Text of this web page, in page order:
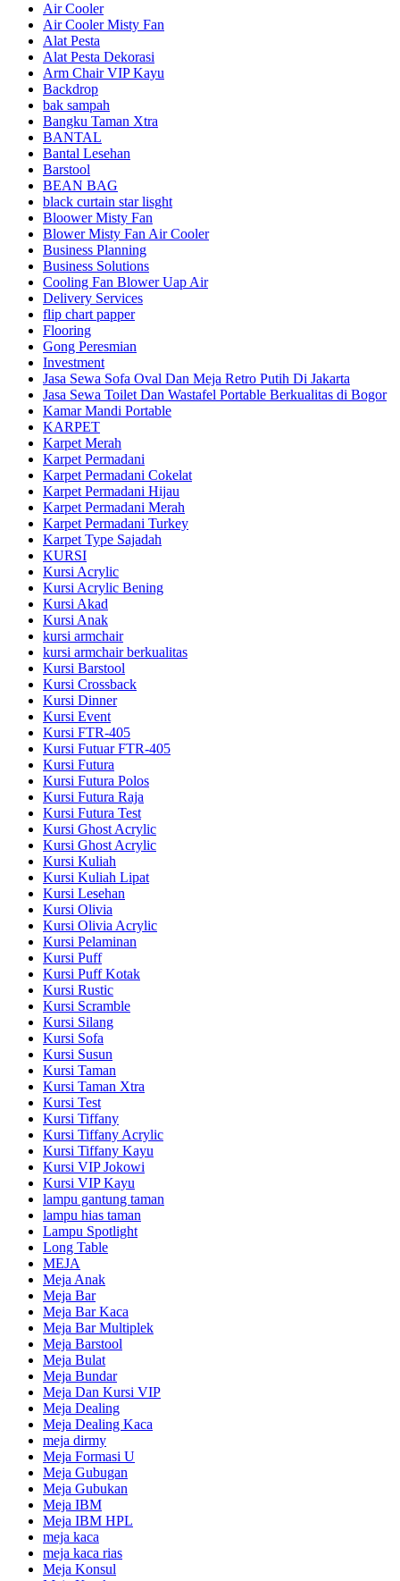
Air Cooler
Air Cooler Misty Fan
Alat Pesta
Alat Pesta Dekorasi
Arm Chair VIP Kayu
Backdrop
bak sampah
Bangku Taman Xtra
BANTAL
Bantal Lesehan
Barstool
BEAN BAG
black curtain star lisght
Bloower Misty Fan
Blower Misty Fan Air Cooler
Business Planning
Business Solutions
Cooling Fan Blower Uap Air
Delivery Services
flip chart papper
Flooring
Gong Peresmian
Investment
Jasa Sewa Sofa Oval Dan Meja Retro Putih Di Jakarta
Jasa Sewa Toilet Dan Wastafel Portable Berkualitas di Bogor
Kamar Mandi Portable
KARPET
Karpet Merah
Karpet Permadani
Karpet Permadani Cokelat
Karpet Permadani Hijau
Karpet Permadani Merah
Karpet Permadani Turkey
Karpet Type Sajadah
KURSI
Kursi Acrylic
Kursi Acrylic Bening
Kursi Akad
Kursi Anak
kursi armchair
kursi armchair berkualitas
Kursi Barstool
Kursi Crossback
Kursi Dinner
Kursi Event
Kursi FTR-405
Kursi Futuar FTR-405
Kursi Futura
Kursi Futura Polos
Kursi Futura Raja
Kursi Futura Test
Kursi Ghost Acrylic
Kursi Ghost Acrylic
Kursi Kuliah
Kursi Kuliah Lipat
Kursi Lesehan
Kursi Olivia
Kursi Olivia Acrylic
Kursi Pelaminan
Kursi Puff
Kursi Puff Kotak
Kursi Rustic
Kursi Scramble
Kursi Silang
Kursi Sofa
Kursi Susun
Kursi Taman
Kursi Taman Xtra
Kursi Test
Kursi Tiffany
Kursi Tiffany Acrylic
Kursi Tiffany Kayu
Kursi VIP Jokowi
Kursi VIP Kayu
lampu gantung taman
lampu hias taman
Lampu Spotlight
Long Table
MEJA
Meja Anak
Meja Bar
Meja Bar Kaca
Meja Bar Multiplek
Meja Barstool
Meja Bulat
Meja Bundar
Meja Dan Kursi VIP
Meja Dealing
Meja Dealing Kaca
meja dirmy
Meja Formasi U
Meja Gubugan
Meja Gubukan
Meja IBM
Meja IBM HPL
meja kaca
meja kaca rias
Meja Konsul